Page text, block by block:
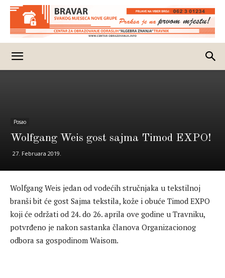
Posao
Wolfgang Weis gost sajma Timod EXPO!
27. Februara 2019.
Wolfgang Weis jedan od vodećih stručnjaka u tekstilnoj
branši bit će gost Sajma tekstila, kože i obuće Timod EXPO
koji će održati od 24. do 26. aprila ove godine u Travniku,
potvrđeno je nakon sastanka članova Organizacionog
odbora sa gospodinom Waisom.